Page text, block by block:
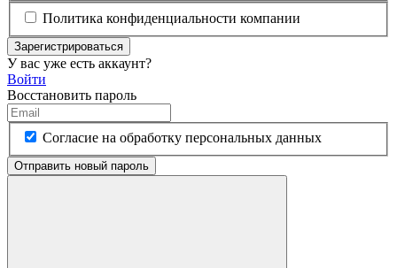
Политика конфиденциальности компании
Зарегистрироваться
У вас уже есть аккаунт?
Войти
Восстановить пароль
Согласие на обработку персональных данных
Отправить новый пароль